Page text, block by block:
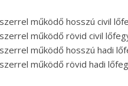
működő hosszú civil
működő rövid civil
működő hosszú hadi
működő rövid hadi